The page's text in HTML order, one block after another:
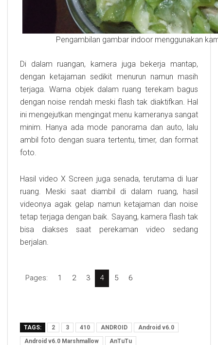
Pengambilan gambar indoor menggunakan
Di dalam ruangan, kamera juga bekerja mantap,
dengan ketajaman sedikit menurun namun masih
terjaga. Warna objek dalam ruang terekam bagus
dengan noise rendah meski flash tak diaktifkan. Hal
ini mengejutkan mengingat menu kameranya sangat
minim. Hanya ada mode panorama dan auto, lalu
ambil foto dengan suara tertentu, timer, dan format
foto.
Hasil video X Screen juga senada, terutama di luar
ruang. Meski saat diambil di dalam ruang, hasil
videonya agak gelap namun ketajaman dan noise
tetap terjaga dengan baik. Sayang, kamera flash tak
bisa diakses saat perekaman video sedang
berjalan.
Pages: 1 2 3 4 5 6
TAGS: 2 3 410 ANDROID
Android v6.0
Android v6.0 Marshmallow
AnTuTu